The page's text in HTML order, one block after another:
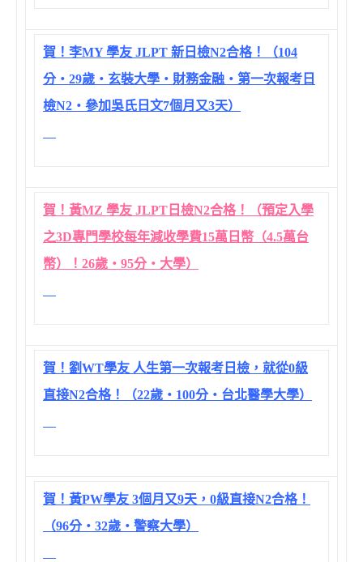
賀！李MY 學友 JLPT 新日檢N2合格！（104
分‧29歲‧玄裝大學‧財務金融‧第一次報考日
檢N2‧參加吳氏日文7個月又3天）
賀！黃MZ 學友 JLPT日檢N2合格！（預定入學
之3D專門學校每年減收學費15萬日幣（4.5萬台
幣）！26歲‧95分‧大學）
賀！劉WT學友 人生第一次報考日檢，就從0級
直接N2合格！（22歲‧100分‧台北醫學大學）
賀！黃PW學友 3個月又9天，0級直接N2合格！
（96分‧32歲‧警察大學）